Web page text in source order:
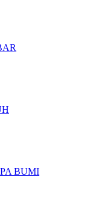
BUMI